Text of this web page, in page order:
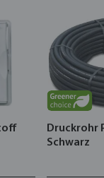
Druckrohr
Schwarz